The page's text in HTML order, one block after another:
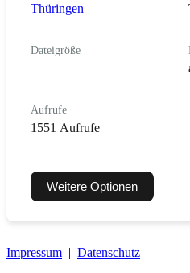
Thüringen
Dateigröße
Aufrufe
1551 Aufrufe
Weitere Optionen
Impressum | Datenschutz